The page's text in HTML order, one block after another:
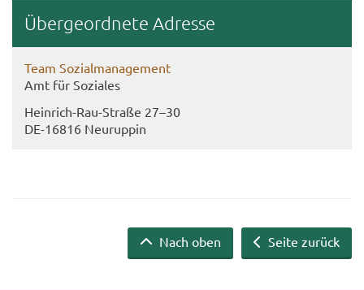
Über­ge­ord­ne­te Adres­se
Team So­zi­al­ma­nage­ment
Amt für So­zia­les
Heinrich-​Rau-Straße 27–30
DE-​16816 Neu­rup­pin
Seite zurück
Nach oben